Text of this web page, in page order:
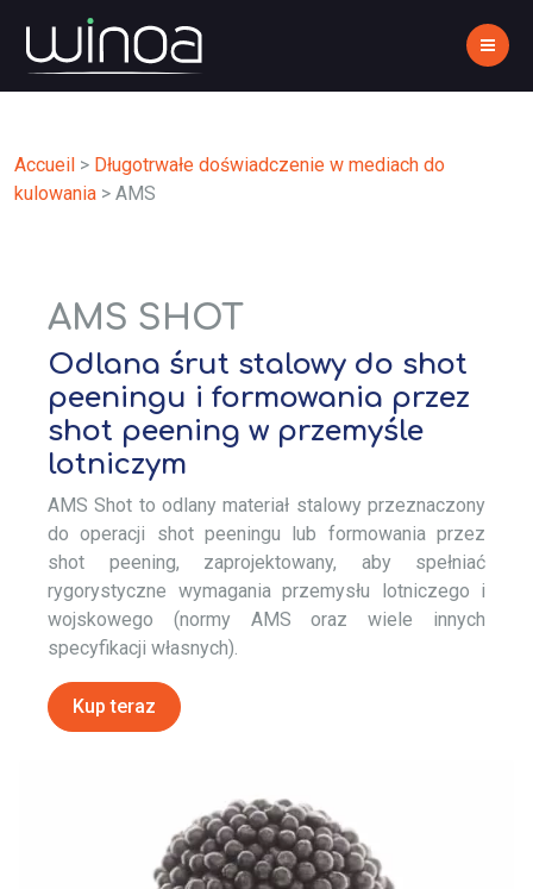
Accueil > Długotrwałe doświadczenie w mediach do
kulowania > AMS
AMS SHOT
Odlana śrut stalowy do shot
peeningu i formowania przez
shot peening w przemyśle
lotniczym
AMS Shot to odlany materiał stalowy przeznaczony
do operacji shot peeningu lub formowania przez
shot peening, zaprojektowany, aby spełniać
rygorystyczne wymagania przemysłu lotniczego i
wojskowego (normy AMS oraz wiele innych
specyfikacji własnych).
Kup teraz